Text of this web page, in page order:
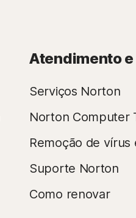
Atendimento
Serviços Norton
Norton Computer
Remoção de vírus
Suporte Norton
Como renovar